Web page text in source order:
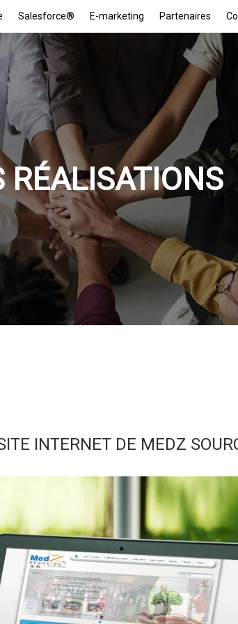
Salesforce® E-marketing Partenaires
RÉALISATIONS
INTERNET DE MEDZ